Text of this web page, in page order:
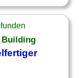
Building